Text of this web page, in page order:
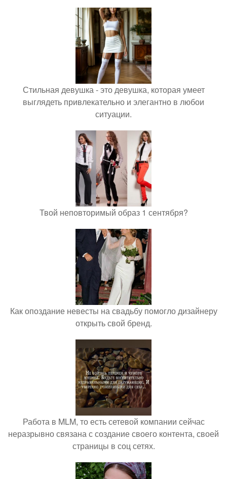
Стильная девушка - это девушка, которая умеет
выглядеть привлекательно и элегантно в любои
ситуации.
Твой неповторимый образ 1 сентября?
Как опоздание невесты на свадьбу помогло дизайнеру
открыть свой бренд.
Работа в MLM, то есть сетевой компании сейчас
неразрывно связана с создание своего контента, своей
страницы в соц сетях.